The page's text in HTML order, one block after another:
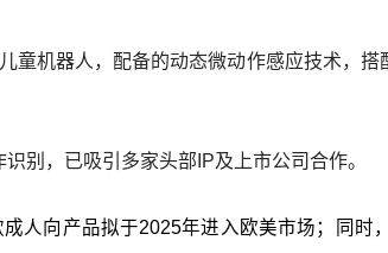
童机器人，配备的动态微动作感应技术，
别，已吸引多家头部IP及上市公司合作。
人向产品拟于2025年进入欧美市场；同